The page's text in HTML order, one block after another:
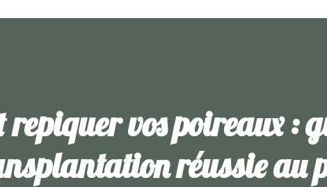
repiquer vos poireaux :
réussie au